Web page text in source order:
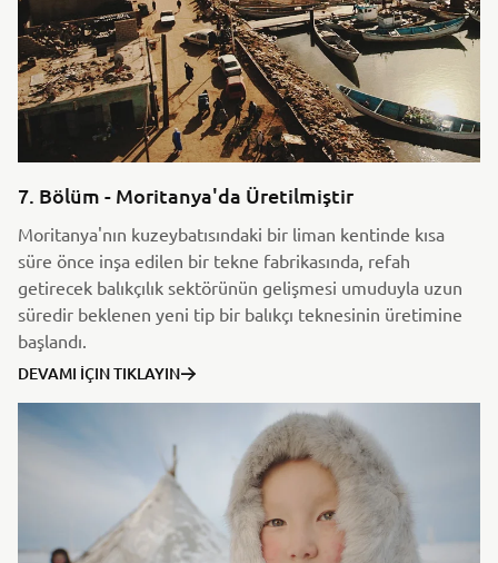
7. Bölüm - Moritanya'da Üretilmiştir
Moritanya'nın kuzeybatısındaki bir liman kentinde kısa
süre önce inşa edilen bir tekne fabrikasında, refah
getirecek balıkçılık sektörünün gelişmesi umuduyla uzun
süredir beklenen yeni tip bir balıkçı teknesinin üretimine
başlandı.
DEVAMI İÇIN TIKLAYIN